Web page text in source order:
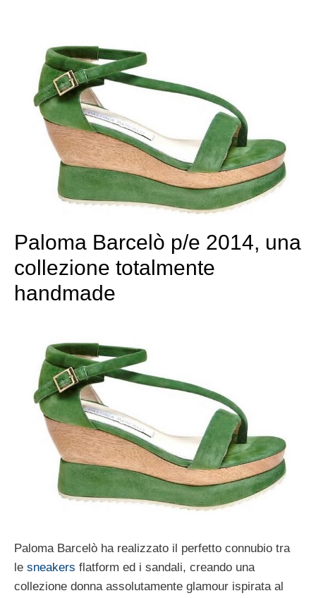
Paloma Barcelò p/e 2014, una
collezione totalmente
handmade
Paloma Barcelò ha realizzato il perfetto connubio tra
le sneakers flatform ed i sandali, creando una
collezione donna assolutamente glamour ispirata al